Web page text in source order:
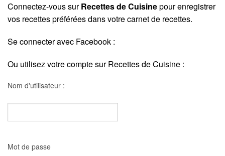
Connectez-vous surRecettes de Cuisinepour enregistrer
vos recettes préférées dans votre carnet de recettes.
Se connecter avec Facebook :
Ou utilisez votre compte sur Recettes de Cuisine :
Nom d'utilisateur :
Mot de passe